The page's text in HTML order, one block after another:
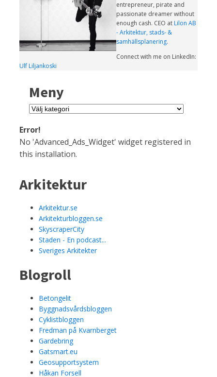
entrepreneur, pirate and
passionate dreamer without
enough cash. CEO at Lilon AB
- Arkitektur, stads- &
samhällsplanering.
Connect with me on LinkedIn:
Ulf Liljankoski
Meny
Meny
Error!
No 'Advanced_Ads_Widget' widget registered in
this installation.
Arkitektur
Arkitektur.se
Arkitekturbloggen.se
SkyscraperCity
Staden - En podcast...
Sveriges Arkitekter
Blogroll
Betongelit
Byggnadsvårdsbloggen
Cyklistbloggen
Fredman på Kvarnberget
Gardebring
Gatsmart.eu
Geosupportsystem
Håkan Forsell